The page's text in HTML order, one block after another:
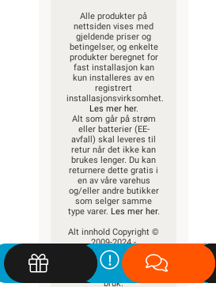
Alle produkter på
nettsiden vises med
gjeldende priser og
betingelser, og enkelte
produkter beregnet for
fast installasjon kan
kun installeres av en
registrert
installasjonsvirksomhet.
Les mer her.
Alt som går på strøm
eller batterier (EE-
avfall) skal leveres til
retur når det ikke kan
brukes lenger. Du kan
returnere dette gratis i
en av våre varehus
og/eller andre butikker
som selger samme
type varer. Les mer her.
Alt innhold Copyright ©
2009-2024 -
Elektroimportøren AS.
All bruk av tekst og
bilder må avtales før
bruk.